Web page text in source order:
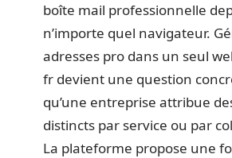
boîte mail professionnelle
n’importe quel navigateur.
adresses pro dans un seul
fr devient une question
qu’une entreprise attribue
distincts par service ou par
La plateforme propose une